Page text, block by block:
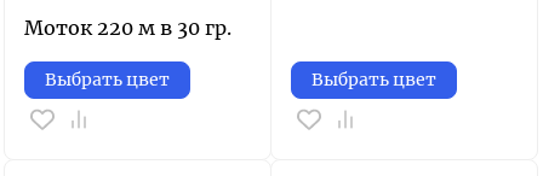
Моток 220 м в 30 гр.
Выбрать цвет Выбрать цвет